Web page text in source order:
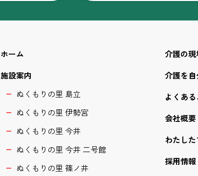
ホーム
施設案内
ぬくもりの里 島立
ぬくもりの里 伊勢宮
ぬくもりの里 今井
ぬくもりの里 今井 二号館
ぬくもりの里 篠ノ井
介護の現
介護を
よくあ
会社概要
わたし
採用情報